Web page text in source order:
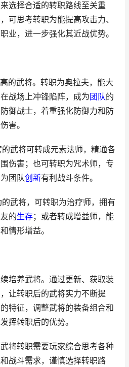
选择合适的转职路线至关重
可思考转职为能提高攻击力、
业，进一步强化其近战优势。
的武将。转职为奥拉夫，能大
战场上冲锋陷阵，成为团队的
御战士，着重强化防御力和防
害。
武将可转成元素法师，精通各
伤害；也可转职为咒术师，专
团队创新有利战斗条件。
武将，可转职为治疗师，拥有
的生存；或者转成增益师，能
情形增益。
培养武将。通过更新、获取装
让转职后的武将实力不断提
特征，调整武将的装备组合和
挥转职后的优势。
将转职需要玩家综合思考各种
战斗需求，谨慎选择转职路